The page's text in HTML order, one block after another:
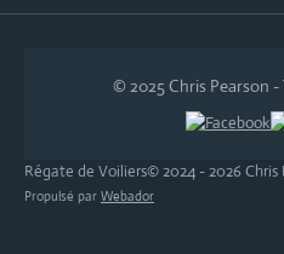
© 2025 Chris Pearson -
Régate de Voiliers© 2024 - 2026 Chris
Propulsé par Webador